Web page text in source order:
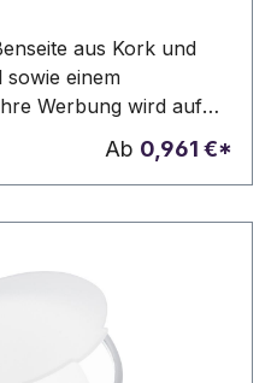
aus Kork und
sowie einem
Werbung wird auf
Ab 0,961 €*